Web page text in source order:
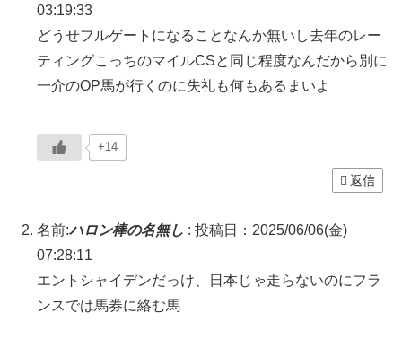
03:19:33
どうせフルゲートになることなんか無いし去年のレー
ティングこっちのマイルCSと同じ程度なんだから別に
一介のOP馬が行くのに失礼も何もあるまいよ
+14
返信
名前:ハロン棒の名無し : 投稿日：2025/06/06(金)
07:28:11
エントシャイデンだっけ、日本じゃ走らないのにフラ
ンスでは馬券に絡む馬